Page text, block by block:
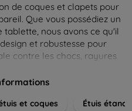
de coques et clapets pour
Que vous possédiez un
nous avons ce qu'il
et robustesse pour
contre les chocs, rayures
aux designs
le cuir, le silicone, et
et coques Étuis